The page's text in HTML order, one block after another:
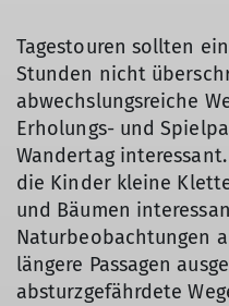
Tagestouren sollten
Stunden nicht
abwechslungsreiche
Erholungs- und
Wandertag
die Kinder kleine
und Bäumen
Naturbeobachtungen
längere Passagen
absturzgefährdete